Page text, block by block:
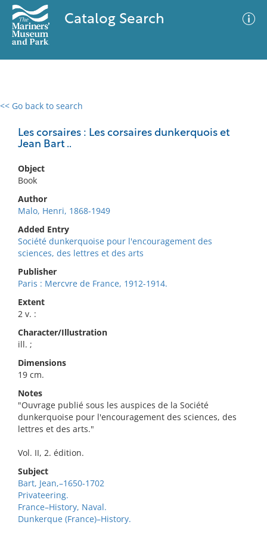
Catalog Search
<< Go back to search
Les corsaires : Les corsaires dunkerquois et
Jean Bart ..
Object
Book
Author
Malo, Henri, 1868-1949
Added Entry
Société dunkerquoise pour l'encouragement des
sciences, des lettres et des arts
Publisher
Paris : Mercvre de France, 1912-1914.
Extent
2 v. :
Character/Illustration
ill. ;
Dimensions
19 cm.
Notes
"Ouvrage publié sous les auspices de la Société
dunkerquoise pour l'encouragement des sciences, des
lettres et des arts."
Vol. II, 2. édition.
Subject
Bart, Jean,–1650-1702
Privateering.
France–History, Naval.
Dunkerque (France)–History.
0 results